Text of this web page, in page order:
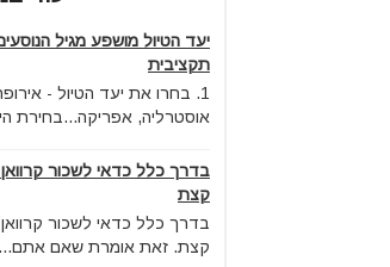
יעד הטיול מושפע מגיל
תקציבית
1. בחרו את יעד הטיול -
אוסטרליה, אפריקה...בחירת
בדרך כלל כדאי לשכור
קצת
בדרך כלל כדאי לשכור
קצת. זאת אומרת שאם אתם...